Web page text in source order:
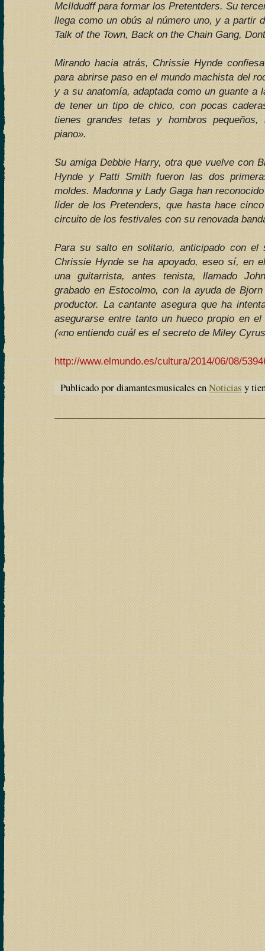
McIldudff para formar los Pretentders. Su
llega como un obús al número uno, y a partir
Talk of the Town, Back on the Chain Gang,
Mirando hacia atrás, Chrissie Hynde
para abrirse paso en el mundo machista del
y a su anatomía, adaptada como un guante a
de tener un tipo de chico, con pocas
tienes grandes tetas y hombros
piano».
Su amiga Debbie Harry, otra que vuelve con
Hynde y Patti Smith fueron las dos
moldes. Madonna y Lady Gaga han
líder de los Pretenders, que hasta hace
circuito de los festivales con su renovada
Para su salto en solitario, anticipado con el
Chrissie Hynde se ha apoyado, eseo sí, en
una guitarrista, antes tenista, llamado
grabado en Estocolmo, con la ayuda de
productor. La cantante asegura que ha
asegurarse entre tanto un hueco propio en
(«no entiendo cuál es el secreto de Miley
http://www.elmundo.es/cultura/2014/06/08/
Publicado por diamantesmusicales enNoticias y